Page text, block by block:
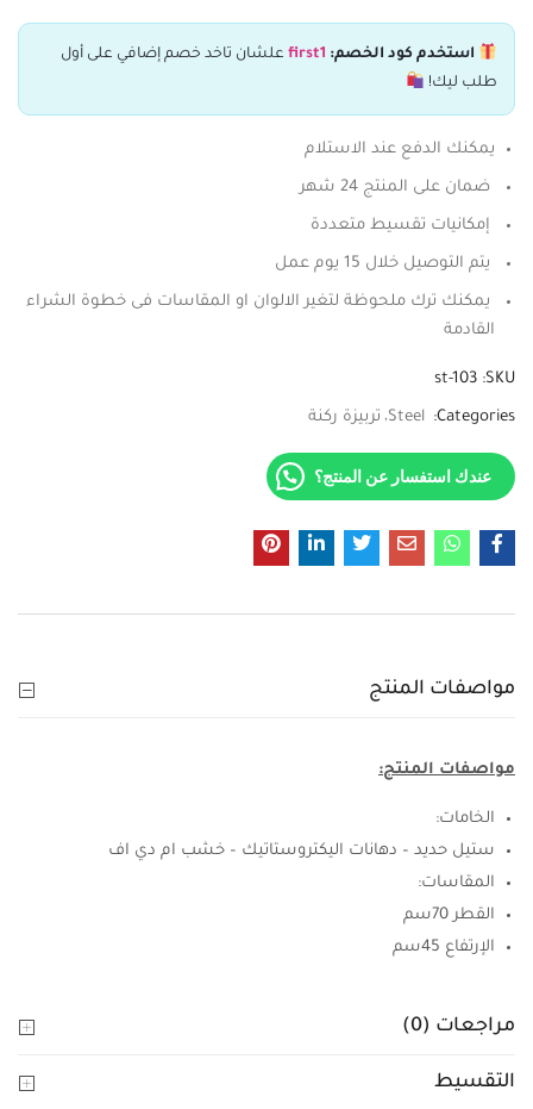
استخدم كود الخصم: first1علشان تاخد خصم إضافي على أول
طلب ليك!
يمكنك الدفع عند الاستلام
ضمان على المنتج 24 شهر
إمكانيات تقسيط متعددة
يتم التوصيل خلال 15 يوم عمل
يمكنك ترك ملحوظة لتغير الالوان او المقاسات فى خطوة الشراء
القادمة
SKU:
st-103
Categories:
Steel تربيزة ركنة
عندك استفسار عن المنتج؟
مواصفات المنتج
مواصفات المنتج:
الخامات:
ستيل حديد – دهانات اليكتروستاتيك – خشب ام دي اف
المقاسات:
القطر 70سم
الإرتفاع 45سم
مراجعات (0)
التقسيط